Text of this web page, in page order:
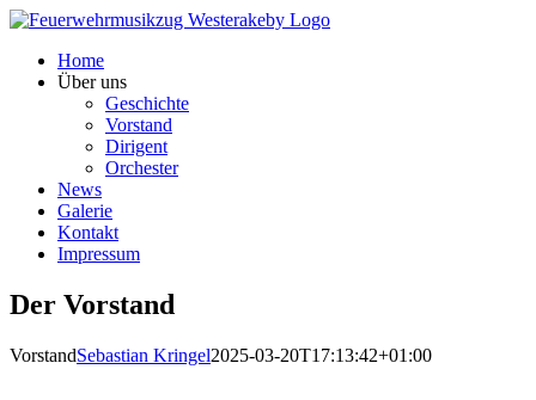
Zum
springenHome
Über uns
Geschichte
Vorstand
Dirigent
Orchester
News
Galerie
Kontakt
Impressum
Der Vorstand
VorstandSebastian Kringel2025-03-20T17:13:42+01:00